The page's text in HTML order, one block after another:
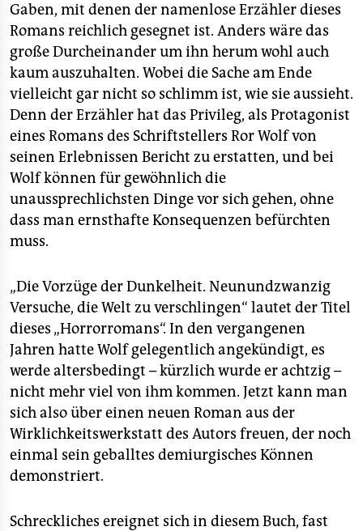
Gaben, mit denen der namenlose Erzähler dieses
Romans reichlich gesegnet ist. Anders wäre das
große Durcheinander um ihn herum wohl auch
kaum auszuhalten. Wobei die Sache am Ende
vielleicht gar nicht so schlimm ist, wie sie aussieht.
Denn der Erzähler hat das Privileg, als Protagonist
eines Romans des Schriftstellers Ror Wolf von
seinen Erlebnissen Bericht zu erstatten, und bei
Wolf können für gewöhnlich die
unaussprechlichsten Dinge vor sich gehen, ohne
dass man ernsthafte Konsequenzen befürchten
muss.
„Die Vorzüge der Dunkelheit. Neunundzwanzig
Versuche, die Welt zu verschlingen“ lautet der Titel
dieses „Horrorromans“. In den vergangenen
Jahren hatte Wolf gelegentlich angekündigt, es
werde altersbedingt – kürzlich wurde er achtzig –
nicht mehr viel von ihm kommen. Jetzt kann man
sich also über einen neuen Roman aus der
Wirklichkeitswerkstatt des Autors freuen, der noch
einmal sein geballtes demiurgisches Können
demonstriert.
Schreckliches ereignet sich in diesem Buch, fast